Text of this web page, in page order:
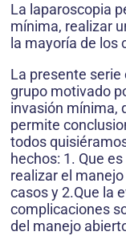
La laparoscopia
mínima, realizar
la mayoría de los
La presente serie
grupo motivado
invasión mínima,
permite
todos
hechos: 1. Que
realizar el
casos y 2.Que la
complicaciones
del manejo